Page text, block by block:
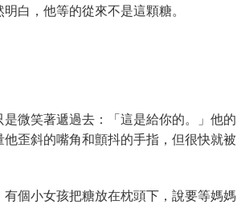
白，他等的從來不是這顆糖。
微笑著遞過去：「這是給你的。」他的
歪斜的嘴角和顫抖的手指，但很快就被
個小女孩把糖放在枕頭下，說要等媽媽